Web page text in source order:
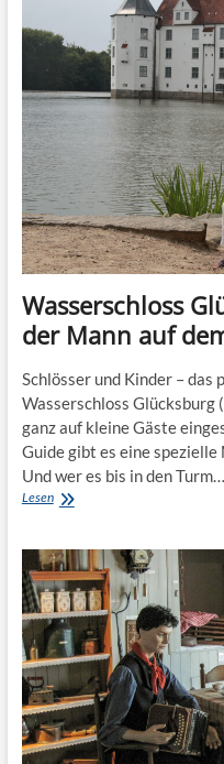
für
Kinder
Helgoland
Wasserschloss
der Mann auf
Schlösser und Kinder – das
Wasserschloss Glücksburg
ganz auf kleine Gäste
Guide gibt es eine
Und wer es bis in den Turm…
LesenWasserschloss
und
der
Mann
auf
dem
Klo